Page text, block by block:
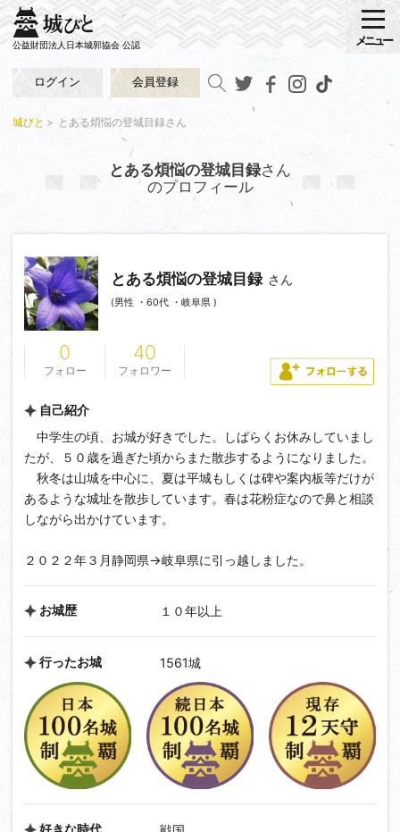
公益財団法人日本城郭協会 公認
ログイン 会員登録
メニュー
城びと とある煩悩の登城目録さん
とある煩悩の登城目録さん
のプロフィール
とある煩悩の登城目録 さん
(男性 ・60代 ・岐阜県 )
0
フォロー
40
フォロワー
自己紹介
中学生の頃、お城が好きでした。しばらくお休みしていまし
たが、５０歳を過ぎた頃からまた散歩するようになりました。
秋冬は山城を中心に、夏は平城もしくは碑や案内板等だけが
あるような城址を散歩しています。春は花粉症なので鼻と相談
しながら出かけています。
２０２２年３月静岡県→岐阜県に引っ越しました。
お城歴 １０年以上
行ったお城 1561城